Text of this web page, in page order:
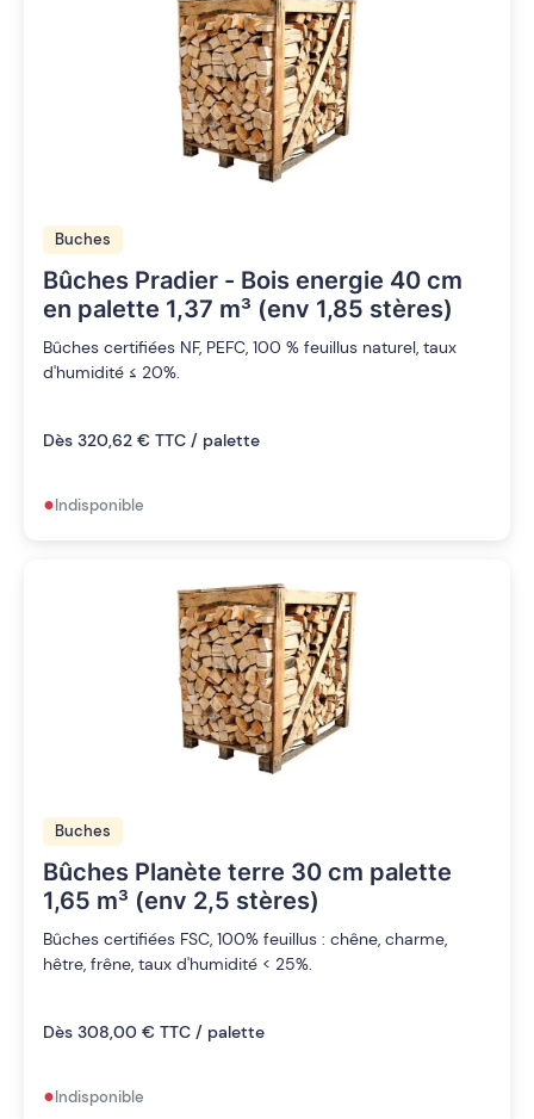
Buches
Bûches Pradier - Bois energie 40 cm
en palette 1,37 m³ (env 1,85 stères)
Bûches certifiées NF, PEFC, 100 % feuillus naturel, taux
d'humidité ≤ 20%.
Dès 320,62 € TTC / palette
•Indisponible
Buches
Bûches Planète terre 30 cm palette
1,65 m³ (env 2,5 stères)
Bûches certifiées FSC, 100% feuillus : chêne, charme,
hêtre, frêne, taux d'humidité < 25%.
Dès 308,00 € TTC / palette
•Indisponible